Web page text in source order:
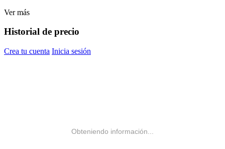
Ver más
Historial de precio
Crea tu cuenta Inicia sesión
Obteniendo información...